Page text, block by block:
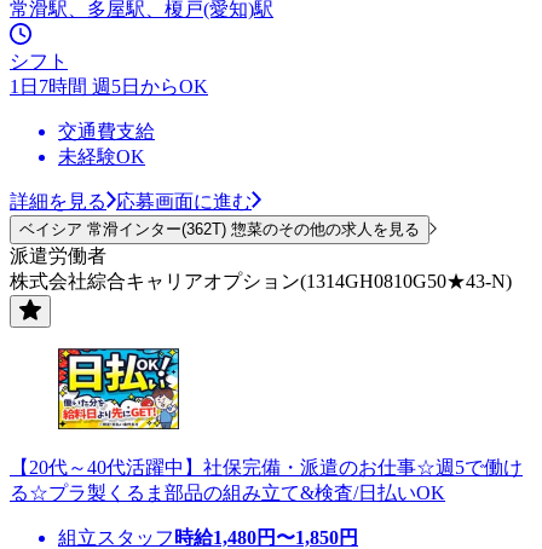
常滑駅、多屋駅、榎戸(愛知)駅
シフト
1日7時間 週5日からOK
交通費支給
未経験OK
詳細を見る 応募画面に進む
ベイシア 常滑インター(362T) 惣菜のその他の求人を見る
派遣労働者
株式会社綜合キャリアオプション(1314GH0810G50★43-N)
【20代～40代活躍中】社保完備・派遣のお仕事☆週5で働け
る☆プラ製くるま部品の組み立て&検査/日払いOK
組立スタッフ 時給1,480円〜1,850円